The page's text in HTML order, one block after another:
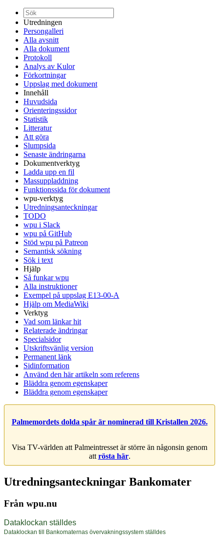
Utredningen
Persongalleri
Alla avsnitt
Alla dokument
Protokoll
Analys av Kulor
Förkortningar
Uppslag med dokument
Innehåll
Huvudsida
Orienteringssidor
Statistik
Litteratur
Att göra
Slumpsida
Senaste ändringarna
Dokumentverktyg
Ladda upp en fil
Massuppladdning
Funktionssida för dokument
wpu-verktyg
Utredningsanteckningar
TODO
wpu i Slack
wpu på GitHub
Stöd wpu på Patreon
Semantisk sökning
Sök i text
Hjälp
Så funkar wpu
Alla instruktioner
Exempel på uppslag E13-00-A
Hjälp om MediaWiki
Verktyg
Vad som länkar hit
Relaterade ändringar
Specialsidor
Utskriftsvänlig version
Permanent länk
Sidinformation
Använd den här artikeln som referens
Bläddra genom egenskaper
Bläddra genom egenskaper
Palmemordets dolda spår är nominerad till Kristallen 2026.
Visa TV-världen att Palmeintresset är större än någonsin genom
att rösta här.
Utredningsanteckningar Bankomater
Från wpu.nu
Dataklockan ställdes
Dataklockan till Bankomaternas övervakningssystem ställdes